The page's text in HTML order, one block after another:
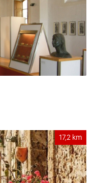
17,2 km